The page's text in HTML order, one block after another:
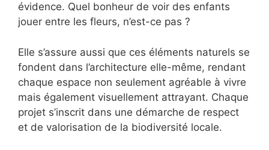
évidence. Quel bonheur de voir des enfants
jouer entre les fleurs, n’est-ce pas ?
Elle s’assure aussi que ces éléments naturels se
fondent dans l’architecture elle-même, rendant
chaque espace non seulement agréable à vivre
mais également visuellement attrayant. Chaque
projet s’inscrit dans une démarche de respect
et de valorisation de la biodiversité locale.